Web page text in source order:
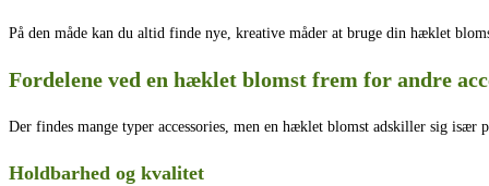
På den måde kan du altid finde nye, kreative måder at bruge din hæklet
Fordelene ved en hæklet blomst frem for andre
Der findes mange typer accessories, men en hæklet blomst adskiller sig især
Holdbarhed og kvalitet